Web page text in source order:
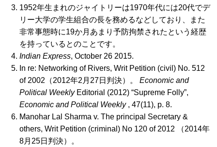
1952年生まれのジャイトリーは1970年代には20代でデ
リー大学の学生組合の長を務めるなどしており、また
非常事態時に19か月あまり予防拘禁されたという経歴
を持っているとのことです。
Indian Express, October 26 2015.
In re: Networking of Rivers, Writ Petition (civil) No. 512
of 2002（2012年2月27日判決）。 Economic and
Political WeeklyEditorial (2012) “Supreme Folly”,
Economic and Political Weekly, 47(11), p. 8.
Manohar Lal Sharma v. The principal Secretary &
others, Writ Petition (criminal) No 120 of 2012 （2014年
8月25日判決）。